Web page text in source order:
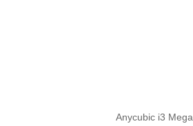
Anycubic i3 Mega